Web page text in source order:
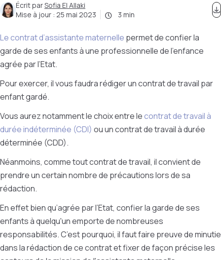
Écrit parSofia El Allaki
Mise à jour : 25 mai 2023 3 min
Le contrat d’assistante maternelle permet de confier la
garde de ses enfants à une professionnelle de l’enfance
agrée par l’Etat.
Pour exercer, il vous faudra rédiger un contrat de travail par
enfant gardé.
Vous aurez notamment le choix entre lecontrat de travail à
durée indéterminée (CDI) ou un contrat de travail à durée
déterminée (CDD).
Néanmoins, comme tout contrat de travail, il convient de
prendre un certain nombre de précautions lors de sa
rédaction.
En effet bien qu’agrée par l’Etat, confier la garde de ses
enfants à quelqu'un emporte de nombreuses
responsabilités. C’est pourquoi, il faut faire preuve de minutie
dans la rédaction de ce contrat et fixer de façon précise les